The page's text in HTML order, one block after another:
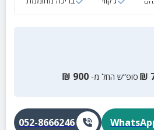
₪ סופ”ש החל מ- 900
₪
052-8666246